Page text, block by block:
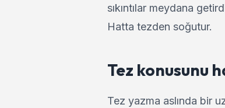
sıkıntılar meydana
Hatta tezden soğutur.
Tez konusunu
Tez yazma aslında bir